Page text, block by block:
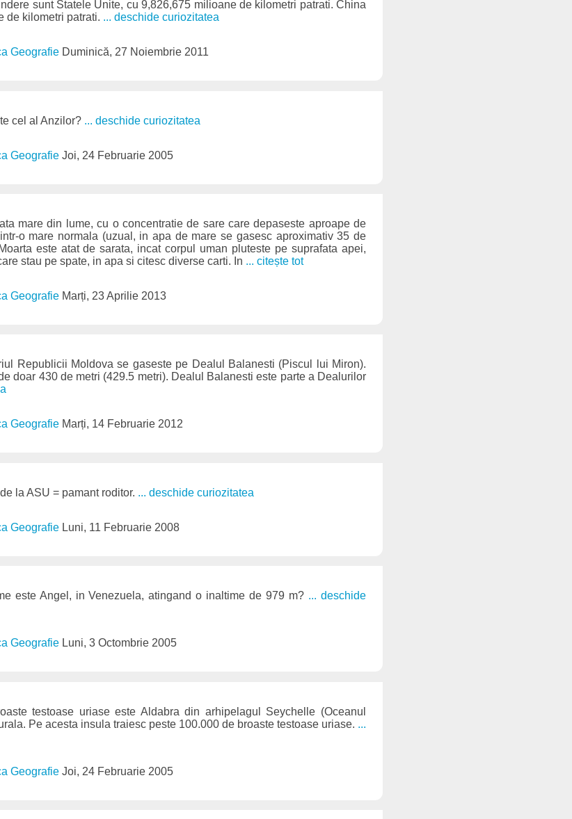
sunt Statele Unite, cu 9,826,675 milioane de kilometri patrati. China
de kilometri patrati. ... deschide curiozitatea
Geografie Duminică, 27 Noiembrie 2011
cel al Anzilor? ... deschide curiozitatea
GeografieJoi, 24 Februarie 2005
mare din lume, cu o concentratie de sare care depaseste aproape de
o mare normala (uzual, in apa de mare se gasesc aproximativ 35 de
este atat de sarata, incat corpul uman pluteste pe suprafata apei,
stau pe spate, in apa si citesc diverse carti. In ... citește tot
Geografie Marți, 23 Aprilie 2013
Republicii Moldova se gaseste pe Dealul Balanesti (Piscul lui Miron).
doar 430 de metri (429.5 metri). Dealul Balanesti este parte a Dealurilor
Geografie Marți, 14 Februarie 2012
la ASU = pamant roditor. ... deschide curiozitatea
Geografie Luni, 11 Februarie 2008
este Angel, in Venezuela, atingand o inaltime de 979 m? ... deschide
Geografie Luni, 3 Octombrie 2005
testoase uriase este Aldabra din arhipelagul Seychelle (Oceanul
Pe acesta insula traiesc peste 100.000 de broaste testoase uriase. ...
GeografieJoi, 24 Februarie 2005